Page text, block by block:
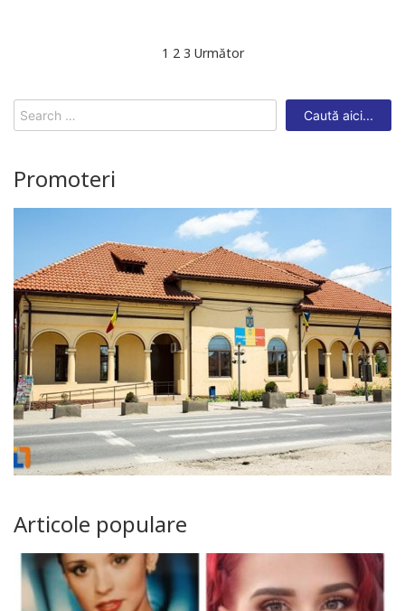
articole
1 2 3 Următor
Search
for:
Promoteri
Articole populare